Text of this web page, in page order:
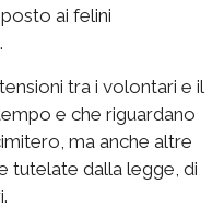
ai felini
.
tra i volontari e il
e che riguardano
ma anche altre
tutelate dalla legge, di